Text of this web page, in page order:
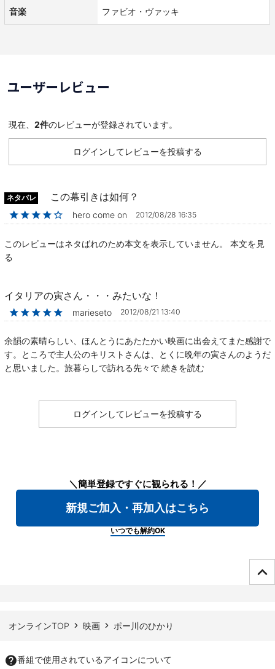
音楽 ファビオ・ヴァッキ
ユーザーレビュー
現在、 2件のレビューが登録されています。
ログインしてレビューを投稿する
ネタバレ この幕引きは如何？
★★★★☆ hero come on 2012/08/28 16:35
このレビューはネタばれのため本文を表示していません。
本文を見
る
イタリアの寅さん・・・みたいな！
★★★★★ marieseto 2012/08/21 13:40
余韻の素晴らしい、ほんとうにあたたかい映画に出会えてまた感謝で
す。ところで主人公のキリストさんは、とくに晩年の寅さんのようだ
と思いました。旅暮らしで訪れる先々で 続きを読む
ログインしてレビューを投稿する
＼簡単登録ですぐに観られる！／
新規ご加入・再加入はこちら
いつでも解約OK
オンラインTOP 映画 ポー川のひかり
番組で使用されているアイコンについて